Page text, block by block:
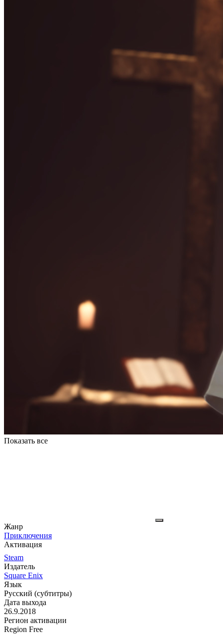
Показать все
Жанр
Приключения
Активация
Steam
Издатель
Square Enix
Язык
Русский (субтитры)
Дата выхода
26.9.2018
Регион активации
Region Free